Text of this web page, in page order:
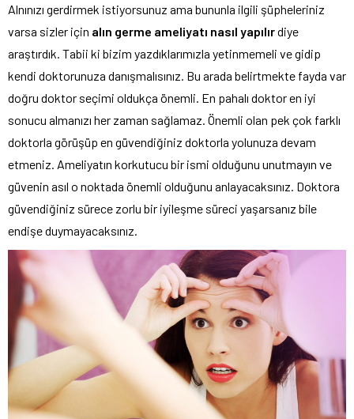
Alnınızı gerdirmek istiyorsunuz ama bununla ilgili şüpheleriniz
varsa sizler için alın germe ameliyatı nasıl yapılırdiye
araştırdık. Tabii ki bizim yazdıklarımızla yetinmemeli ve gidip
kendi doktorunuza danışmalısınız. Bu arada belirtmekte fayda var
doğru doktor seçimi oldukça önemli. En pahalı doktor en iyi
sonucu almanızı her zaman sağlamaz. Önemli olan pek çok farklı
doktorla görüşüp en güvendiğiniz doktorla yolunuza devam
etmeniz. Ameliyatın korkutucu bir ismi olduğunu unutmayın ve
güvenin asıl o noktada önemli olduğunu anlayacaksınız. Doktora
güvendiğiniz sürece zorlu bir iyileşme süreci yaşarsanız bile
endişe duymayacaksınız.